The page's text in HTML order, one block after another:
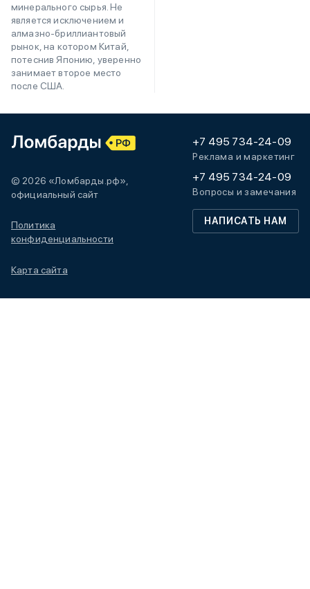
минерального сырья. Не
является исключением и
алмазно-бриллиантовый
рынок, на котором Китай,
потеснив Японию, уверенно
занимает второе место
после США.
© 2026 «Ломбарды.рф»,
официальный сайт
Политика
конфиденциальности
Карта сайта
+7 495 734-24-09
Реклама и маркетинг
+7 495 734-24-09
Вопросы и замечания
НАПИСАТЬ НАМ